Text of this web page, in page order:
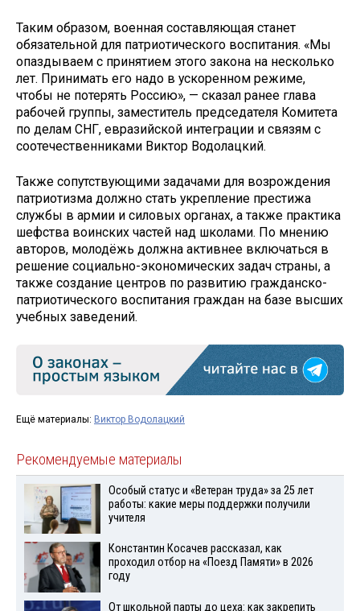
Таким образом, военная составляющая станет
обязательной для патриотического воспитания. «Мы
опаздываем с принятием этого закона на несколько
лет. Принимать его надо в ускоренном режиме,
чтобы не потерять Россию», — сказал ранее глава
рабочей группы, заместитель председателя Комитета
по делам СНГ, евразийской интеграции и связям с
соотечественниками Виктор Водолацкий.
Также сопутствующими задачами для возрождения
патриотизма должно стать укрепление престижа
службы в армии и силовых органах, а также практика
шефства воинских частей над школами. По мнению
авторов, молодёжь должна активнее включаться в
решение социально-экономических задач страны, а
также создание центров по развитию гражданско-
патриотического воспитания граждан на базе высших
учебных заведений.
Ещё материалы: Виктор Водолацкий
Рекомендуемые материалы
Особый статус и «Ветеран труда» за 25 лет
работы: какие меры поддержки получили
учителя
Константин Косачев рассказал, как
проходил отбор на «Поезд Памяти» в 2026
году
От школьной парты до цеха: как закрепить